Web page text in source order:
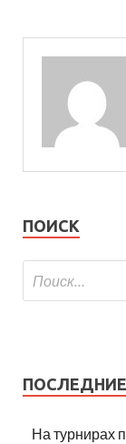
ПОИСК
На турнирах